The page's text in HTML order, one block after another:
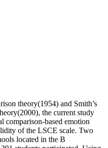
theory(1954) and Smith’s
the current study
comparison-based emotion
of the LSCE scale. Two
located in the B